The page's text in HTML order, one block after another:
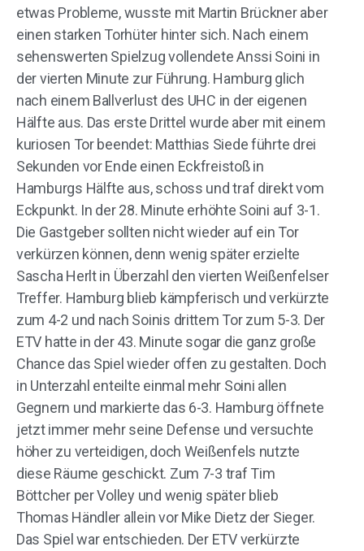
etwas Probleme, wusste mit Martin Brückner aber
einen starken Torhüter hinter sich. Nach einem
sehenswerten Spielzug vollendete Anssi Soini in
der vierten Minute zur Führung. Hamburg glich
nach einem Ballverlust des UHC in der eigenen
Hälfte aus. Das erste Drittel wurde aber mit einem
kuriosen Tor beendet: Matthias Siede führte drei
Sekunden vor Ende einen Eckfreistoß in
Hamburgs Hälfte aus, schoss und traf direkt vom
Eckpunkt. In der 28. Minute erhöhte Soini auf 3-1.
Die Gastgeber sollten nicht wieder auf ein Tor
verkürzen können, denn wenig später erzielte
Sascha Herlt in Überzahl den vierten Weißenfelser
Treffer. Hamburg blieb kämpferisch und verkürzte
zum 4-2 und nach Soinis drittem Tor zum 5-3. Der
ETV hatte in der 43. Minute sogar die ganz große
Chance das Spiel wieder offen zu gestalten. Doch
in Unterzahl enteilte einmal mehr Soini allen
Gegnern und markierte das 6-3. Hamburg öffnete
jetzt immer mehr seine Defense und versuchte
höher zu verteidigen, doch Weißenfels nutzte
diese Räume geschickt. Zum 7-3 traf Tim
Böttcher per Volley und wenig später blieb
Thomas Händler allein vor Mike Dietz der Sieger.
Das Spiel war entschieden. Der ETV verkürzte